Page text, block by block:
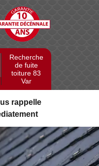
Recherche
de fuite
toiture 83
Var
rappelle